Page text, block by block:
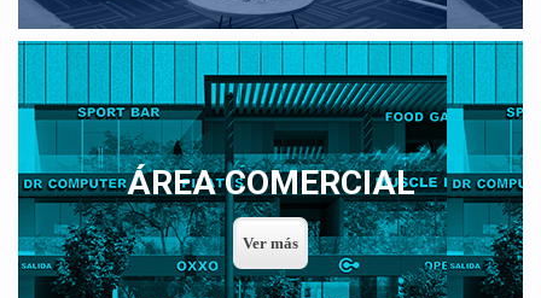
ÁREA COMERCIAL